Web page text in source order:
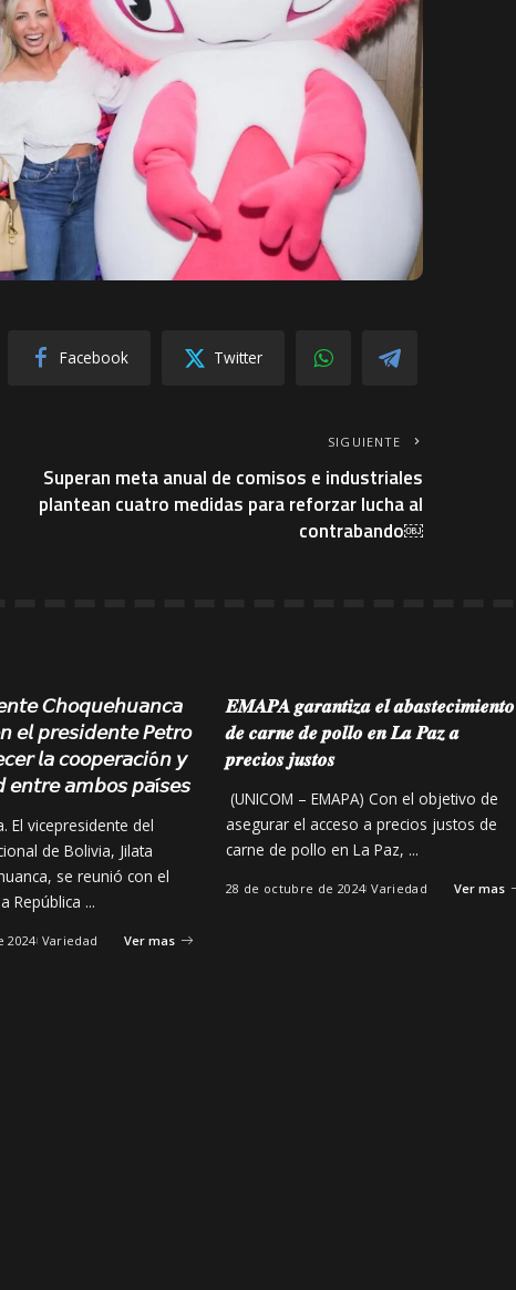
Facebook Twitter
SIGUIENTE
Superan meta anual de comisos e industriales
plantean cuatro medidas para reforzar lucha al
contrabando￼
𝘊𝘩𝘰𝘲𝘶𝘦𝘩𝘶𝘢𝘯𝘤𝘢
𝘦𝘭 𝘱𝘳𝘦𝘴𝘪𝘥𝘦𝘯𝘵𝘦 𝘗𝘦𝘵𝘳𝘰
𝘭𝘢 𝘤𝘰𝘰𝘱𝘦𝘳𝘢𝘤𝘪ó𝘯 𝘺
𝘢𝘮𝘣𝘰𝘴 𝘱𝘢í𝘴𝘦𝘴
El vicepresidente del
de Bolivia, Jilata
se reunió con el
República ...
2024 Variedad Ver mas
𝑬𝑴𝑨𝑷𝑨 𝒈𝒂𝒓𝒂𝒏𝒕𝒊𝒛𝒂 𝒆𝒍 𝒂𝒃𝒂𝒔𝒕𝒆𝒄𝒊𝒎𝒊𝒆𝒏𝒕𝒐
𝒅𝒆 𝒄𝒂𝒓𝒏𝒆 𝒅𝒆 𝒑𝒐𝒍𝒍𝒐 𝒆𝒏 𝑳𝒂 𝑷𝒂𝒛 𝒂
𝒑𝒓𝒆𝒄𝒊𝒐𝒔 𝒋𝒖𝒔𝒕𝒐𝒔
(UNICOM – EMAPA) Con el objetivo de
asegurar el acceso a precios justos de
carne de pollo en La Paz, ...
28 de octubre de 2024 Variedad Ver mas